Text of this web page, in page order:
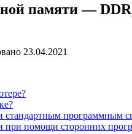
памяти —
23.04.2021
стандартным программным
при помощи сторонних